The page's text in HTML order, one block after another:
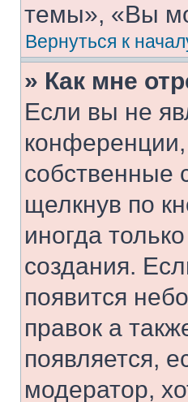
темы», «Вы
Вернуться к
» Как мне
Если вы не
собственные
щелкнув по
иногда
создания.
появится
правок а
появляется,
модератор,